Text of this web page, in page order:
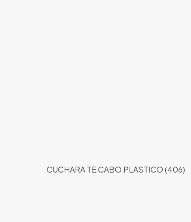
CUCHARA TE CABO PLASTICO (406)